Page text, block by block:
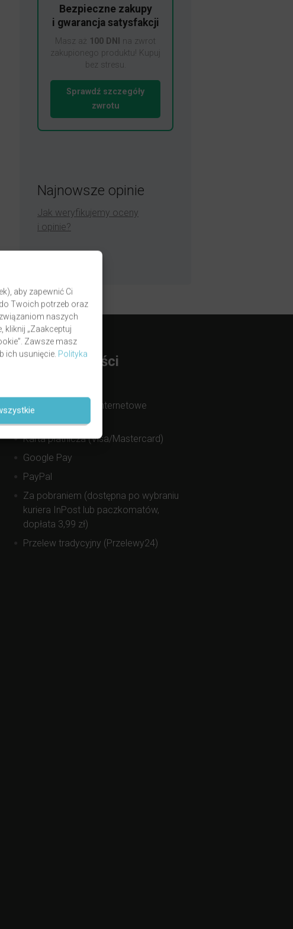
aby zapewnić Ci
Twoich potrzeb oraz
naszych
kliknij „Zaakceptuj
Zawsze masz
ich usunięcie. Polityka
Bezpieczne zakupy
i gwarancja satysfakcji
Masz aż 100 DNI
na zwrot
zakupionego produktu! Kupuj
bez stresu.
Sprawdź szczegóły
zwrotu
Najnowsze opinie
Jak weryfikujemy oceny
i opinie?
Formy Płatności
Szybkie przelewy internetowe
Karta płatnicza (Visa/Mastercard)
Google Pay
PayPal
Za pobraniem (dostępna po wybraniu
kuriera InPost lub paczkomatów,
dopłata 3,99 zł)
Przelew tradycyjny (Przelewy24)